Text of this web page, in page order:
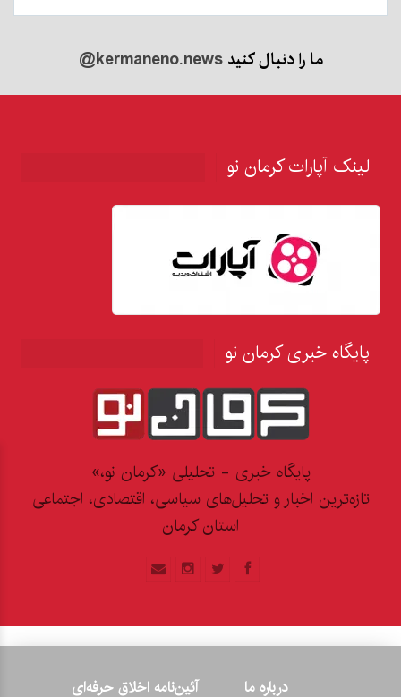
ما را دنبال کنید@kermaneno.news
لینک آپارات کرمان نو
پایگاه خبری کرمان نو
پایگاه خبری - تحلیلی «کرمان نو،»
تازه‌ترین اخبار و تحلیل‌های سیاسی، اقتصادی، اجتماعی
استان کرمان
درباره ما آئین‌نامه اخلاق حرفه‌ای